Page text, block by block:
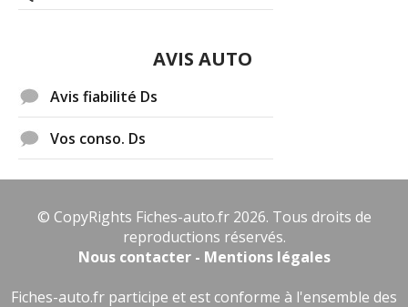
AVIS AUTO
Avis fiabilité Ds
Vos conso. Ds
© CopyRights Fiches-auto.fr 2026. Tous droits de
reproductions réservés.
Nous contacter - Mentions légales
Fiches-auto.fr participe et est conforme à l'ensemble des